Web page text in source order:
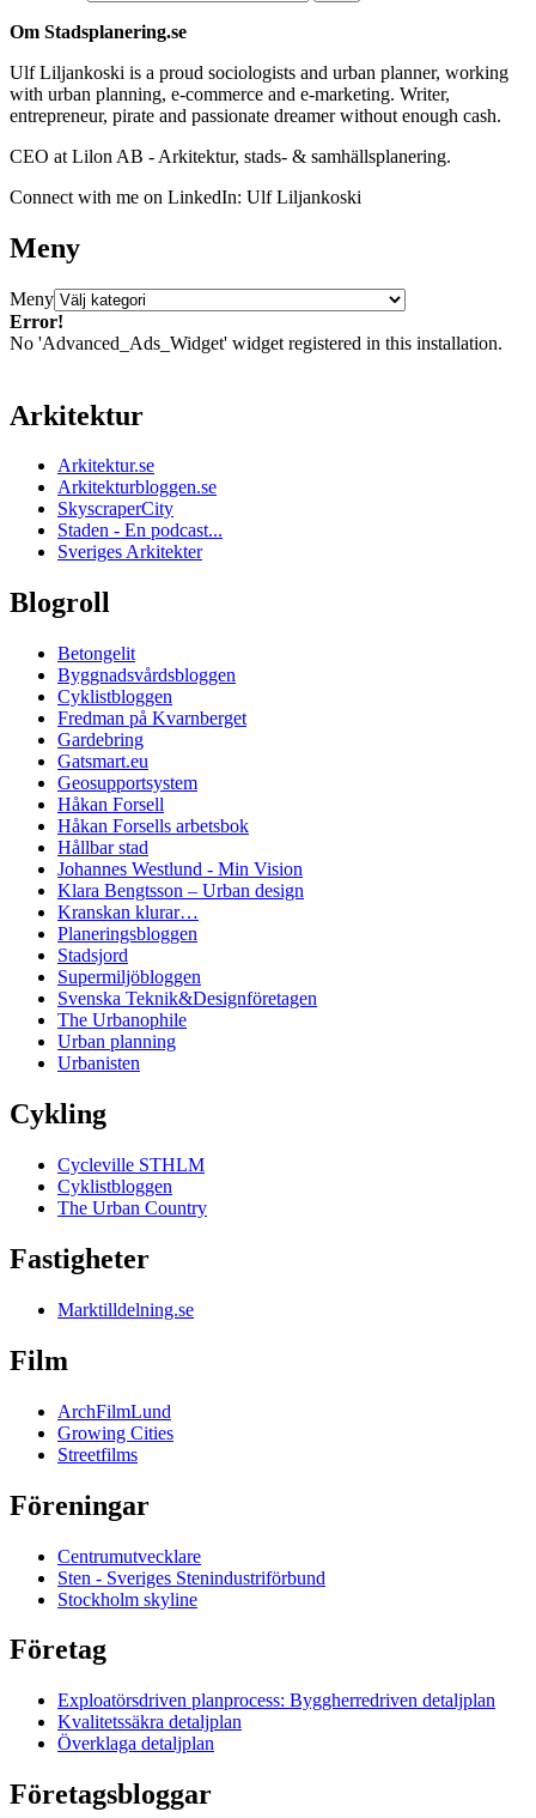
Om Stadsplanering.se
Ulf Liljankoski is a proud sociologists and urban planner, working
with urban planning, e-commerce and e-marketing. Writer,
entrepreneur, pirate and passionate dreamer without enough cash.
CEO at Lilon AB - Arkitektur, stads- & samhällsplanering.
Connect with me on LinkedIn: Ulf Liljankoski
Meny
Meny
Error!
No 'Advanced_Ads_Widget' widget registered in this installation.
Arkitektur
Arkitektur.se
Arkitekturbloggen.se
SkyscraperCity
Staden - En podcast...
Sveriges Arkitekter
Blogroll
Betongelit
Byggnadsvårdsbloggen
Cyklistbloggen
Fredman på Kvarnberget
Gardebring
Gatsmart.eu
Geosupportsystem
Håkan Forsell
Håkan Forsells arbetsbok
Hållbar stad
Johannes Westlund - Min Vision
Klara Bengtsson – Urban design
Kranskan klurar…
Planeringsbloggen
Stadsjord
Supermiljöbloggen
Svenska Teknik&Designföretagen
The Urbanophile
Urban planning
Urbanisten
Cykling
Cycleville STHLM
Cyklistbloggen
The Urban Country
Fastigheter
Marktilldelning.se
Film
ArchFilmLund
Growing Cities
Streetfilms
Föreningar
Centrumutvecklare
Sten - Sveriges Stenindustriförbund
Stockholm skyline
Företag
Exploatörsdriven planprocess: Byggherredriven detaljplan
Kvalitetssäkra detaljplan
Överklaga detaljplan
Företagsbloggar